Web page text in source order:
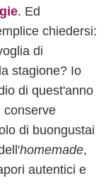
. Ed
chiedersi:
di
stagione? Io
di quest'anno
conserve
di buongustai
homemade,
autentici e